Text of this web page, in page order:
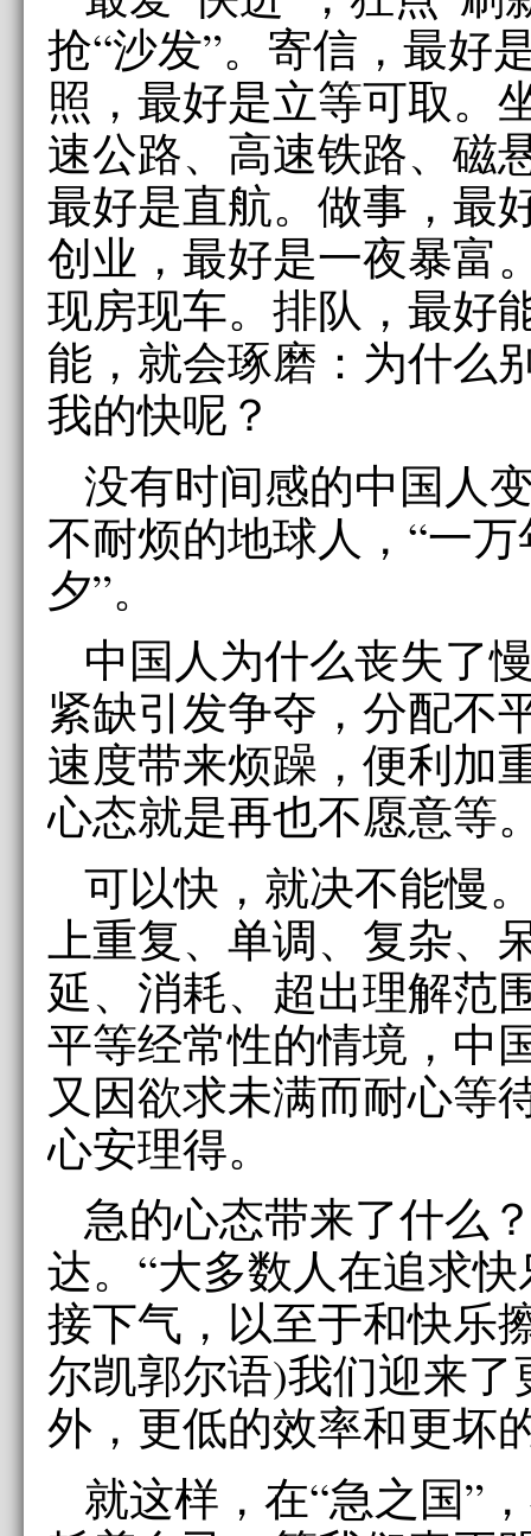
抢“沙发”。寄信，最好
照，最好是立等可取。
速公路、高速铁路、磁
最好是直航。做事，最
创业，最好是一夜暴富
现房现车。排队，最好
能，就会琢磨：为什么
我的快呢？
没有时间感的中国人
不耐烦的地球人，“一
夕”。
中国人为什么丧失了
紧缺引发争夺，分配不
速度带来烦躁，便利加
心态就是再也不愿意等
可以快，就决不能慢
上重复、单调、复杂、
延、消耗、超出理解范
平等经常性的情境，中
又因欲求未满而耐心等
心安理得。
急的心态带来了什么
达。“大多数人在追求
接下气，以至于和快乐
尔凯郭尔语)我们迎来
外，更低的效率和更坏
就这样，在“急之国”